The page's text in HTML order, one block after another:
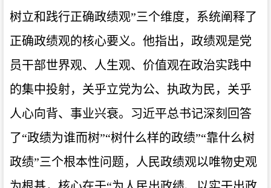
树立和践行正确政绩观”三个维度，系统阐释了
正确政绩观的核心要义。他指出，政绩观是党
员干部世界观、人生观、价值观在政治实践中
的集中投射，关乎立党为公、执政为民，关乎
人心向背、事业兴衰。习近平总书记深刻回答
了“政绩为谁而树”“树什么样的政绩”“靠什么树
政绩”三个根本性问题，人民政绩观以唯物史观